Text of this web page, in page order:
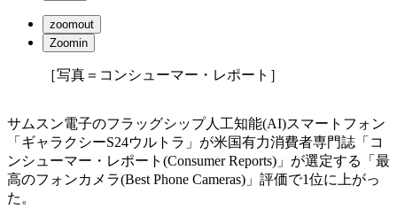
zoomout
Zoomin
［写真＝コンシューマー・レポート］
サムスン電子のフラッグシップ人工知能(AI)スマートフォン
「ギャラクシーS24ウルトラ」が米国有力消費者専門誌「コ
ンシューマー・レポート(Consumer Reports)」が選定する「最
高のフォンカメラ(Best Phone Cameras)」評価で1位に上がっ
た。